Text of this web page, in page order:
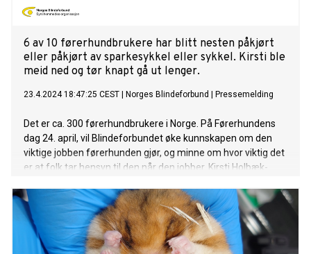
6 av 10 førerhundbrukere har blitt nesten påkjørt
eller påkjørt av sparkesykkel eller sykkel. Kirsti ble
meid ned og tør knapt gå ut lenger.
23.4.2024 18:47:25 CEST Norges Blindeforbund Pressemelding
Det er ca. 300 førerhundbrukere i Norge. På Førerhundens
dag 24. april, vil Blindeforbundet øke kunnskapen om den
viktige jobben førerhunden gjør, og minne om hvor viktig det
er at folk tar hensyn til den når den jobber. Kirsti Holbæk-
være.